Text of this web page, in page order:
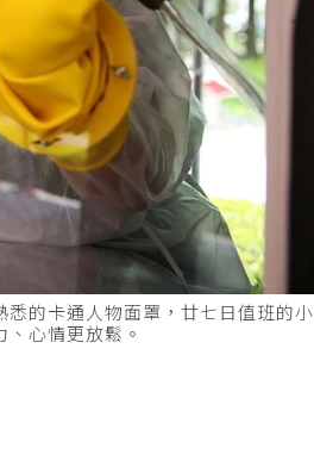
悉的卡通人物面罩，廿七日值班的
心情更放鬆。